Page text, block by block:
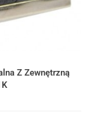
Z Zewnętrzną